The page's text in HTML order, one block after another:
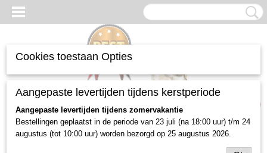
Inloggen Registreren
UW WINKELWAGEN
(0)
Home> Gastenboek
Cookies toestaan Opties
Aangepaste levertijden tijdens kerstperiode
Aangepaste levertijden tijdens zomervakantie
Bestellingen geplaatst in de periode van 23 juli (na 18:00 uur) t/m 24
augustus (tot 10:00 uur) worden bezorgd op 25 augustus 2026.